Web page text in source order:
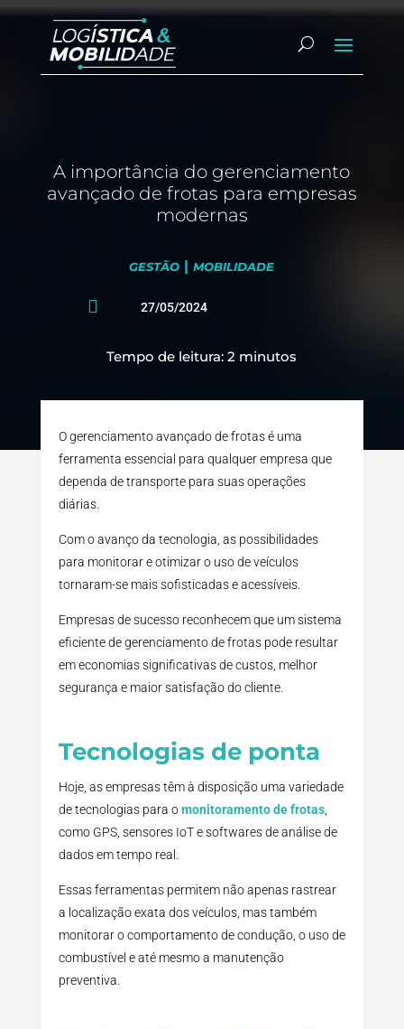
A importância do gerenciamento
avançado de frotas para empresas
modernas
GESTÃO |MOBILIDADE
 27/05/2024
Tempo de leitura: 2 minutos
O gerenciamento avançado de frotas é uma
ferramenta essencial para qualquer empresa que
dependa de transporte para suas operações
diárias.
Com o avanço da tecnologia, as possibilidades
para monitorar e otimizar o uso de veículos
tornaram-se mais sofisticadas e acessíveis.
Empresas de sucesso reconhecem que um sistema
eficiente de gerenciamento de frotas pode resultar
em economias significativas de custos, melhor
segurança e maior satisfação do cliente.
Tecnologias de ponta
Hoje, as empresas têm à disposição uma variedade
de tecnologias para omonitoramento de frotas,
como GPS, sensores IoT e softwares de análise de
dados em tempo real.
Essas ferramentas permitem não apenas rastrear
a localização exata dos veículos, mas também
monitorar o comportamento de condução, o uso de
combustível e até mesmo a manutenção
preventiva.